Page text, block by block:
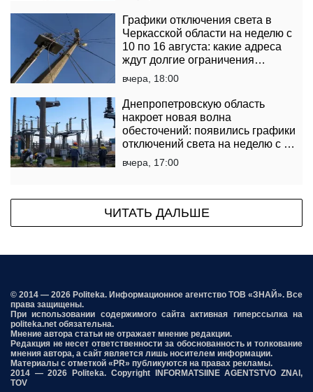
Графики отключения света в
Черкасской области на неделю с
10 по 16 августа: какие адреса
ждут долгие ограничения
электроснабжения
вчера, 18:00
Днепропетровскую область
накроет новая волна
обесточений: появились графики
отключений света на неделю с 10
по 16 августа
вчера, 17:00
ЧИТАТЬ ДАЛЬШЕ
© 2014 — 2026 Politeka. Информационное агентство ТОВ «ЗНАЙ». Все
права защищены.
При использовании содержимого сайта активная гиперссылка на
politeka.net обязательна.
Мнение автора статьи не отражает мнение редакции.
Редакция не несет ответственности за обоснованность и толкование
мнения автора, а сайт является лишь носителем информации.
Материалы с отметкой «PR» публикуются на правах рекламы.
2014 — 2026 Politeka. Copyright INFORMATSIINE AGENTSTVO ZNAI,
TOV